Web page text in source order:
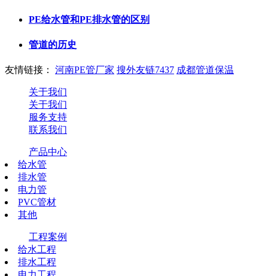
PE给水管和PE排水管的区别
管道的历史
友情链接： 河南PE管厂家 搜外友链7437 成都管道保温
关于我们
关于我们
服务支持
联系我们
产品中心
给水管
排水管
电力管
PVC管材
其他
工程案例
给水工程
排水工程